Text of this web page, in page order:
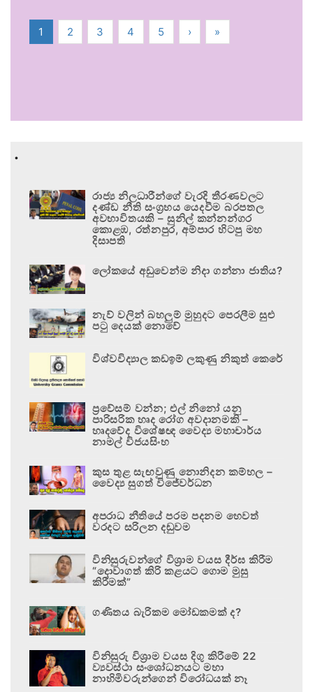
1 2 3 4 5 › »
.
රාජ්‍ය නිලධාරීන්ගේ වැරදි තීරණවලට
දණ්ඩ නීති සංග්‍රහය යෙදවීම බරපතල
අවභාවිතයකි – සුනිල් කන්නන්ගර
කොළඹ, රත්නපුර, අම්පාර හිටපු මහ
දිසාපති
ලෝකයේ අඩුවෙන්ම නිදා ගන්නා ජාතිය?
නැව් වලින් බහලුම් මුහුදට පෙරලීම සුළු
පටු දෙයක් නොවේ
විශ්වවිද්‍යාල කඩඉම් ලකුණු නිකුත් කෙරේ
ප්‍රවේසම් වන්න; එල් නිනෝ යනු
පාරිසරික හෘද රෝග අවදානමකි –
හෘදවේද විශේෂඥ වෛද්‍ය මහාචාර්ය
නාමල් විජයසිංහ
කුස තුළ සැඟවුණු නොනිදන කම්හල –
වෛද්‍ය සුගත් විජේවර්ධන
අපරාධ නීතියේ පරම පදනම හෙවත්
වරදට සරිලන දඬුවම
විනිසුරුවන්ගේ විශ්‍රාම වයස දීර්ඝ කිරීම
“දොවාගත් කිරි කළයට ගොම මුසු
කිරීමක්”
ගණිතය බැරිකම මෝඩකමක් ද?
විනිසුරු විශ්‍රාම වයස දිගු කිරීමේ 22
ව්‍යවස්ථා සංශෝධනයට මහා
නාහිමිවරුන්ගෙන් විරෝධයක් නෑ